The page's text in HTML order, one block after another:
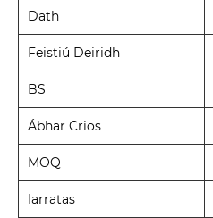
Dath
Feistiú Deiridh
BS
Ábhar Crios
MOQ
Iarratas